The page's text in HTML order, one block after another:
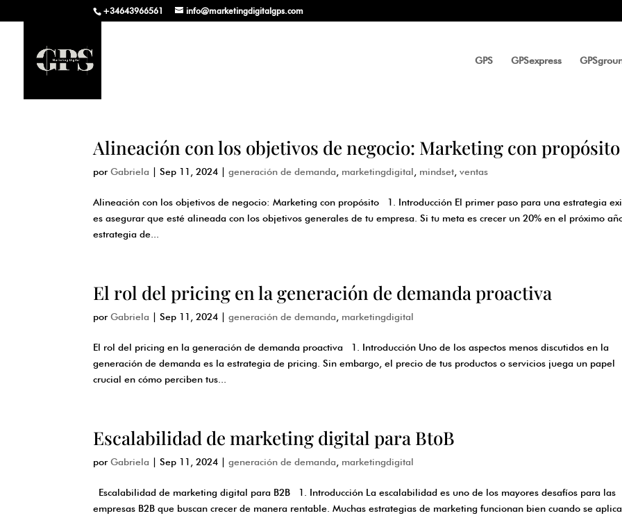
+34643966561 info@marketingdigitalgps.com
GPS GPSexpress
Alineación con los objetivos de negocio: Marketing con propósito
porGabriela |Sep 11, 2024 |generación de demanda marketingdigital mindset ,ventas
Alineación con los objetivos de negocio: Marketing con propósito 1. Introducción El primer paso para una estrategia
es asegurar que esté alineada con los objetivos generales de tu empresa. Si tu meta es crecer un 20% en el próximo
estrategia de...
El rol del pricing en la generación de demanda proactiva
porGabriela |Sep 11, 2024 |generación de demanda marketingdigital
El rol del pricing en la generación de demanda proactiva 1. Introducción Uno de los aspectos menos discutidos en la
generación de demanda es la estrategia de pricing. Sin embargo, el precio de tus productos o servicios juega un papel
crucial en cómo perciben tus...
Escalabilidad de marketing digital para BtoB
porGabriela |Sep 11, 2024 |generación de demanda marketingdigital
Escalabilidad de marketing digital para B2B 1. Introducción La escalabilidad es uno de los mayores desafíos para las
empresas B2B que buscan crecer de manera rentable. Muchas estrategias de marketing funcionan bien cuando se